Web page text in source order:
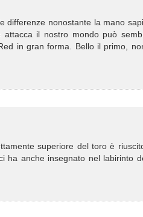
nonostante la mano
il nostro mondo può
in gran forma. Bello il primo,
superiore del toro è
ha anche insegnato nel labirinto